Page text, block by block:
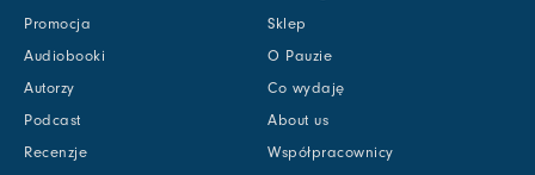
Promocja
Audiobooki
Autorzy
Podcast
Recenzje
Sklep
O Pauzie
Co wydaję
About us
Współpracownicy